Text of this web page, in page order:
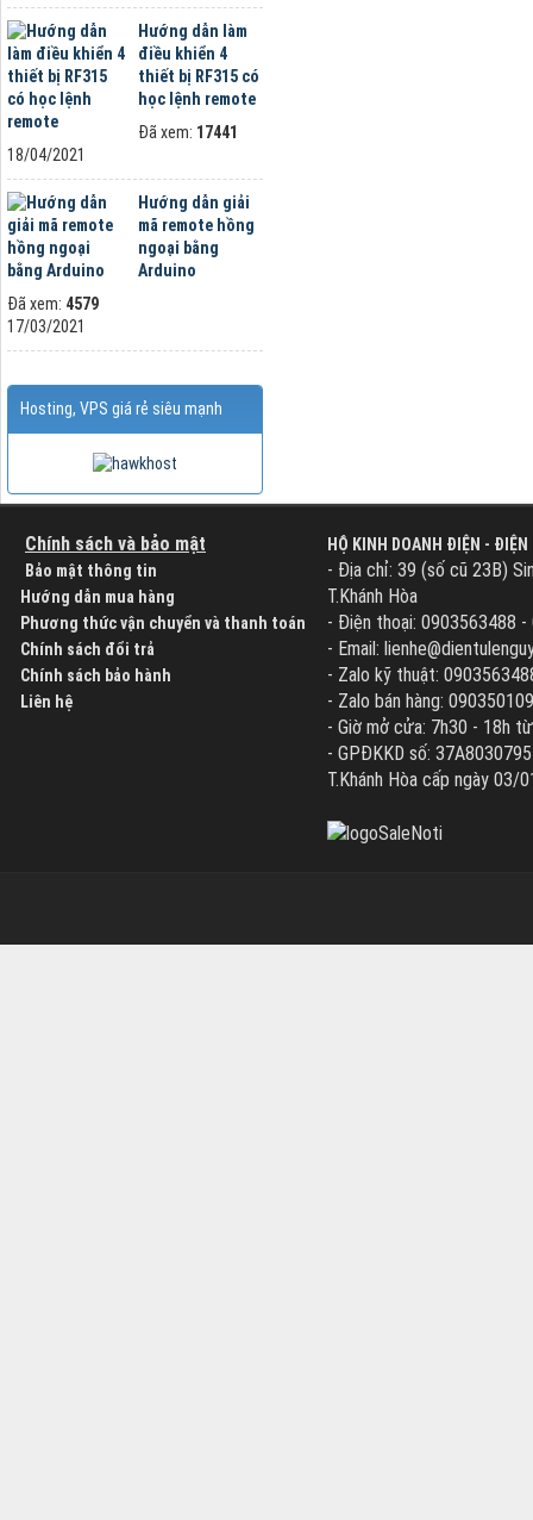
Hướng dẫn làm
điều khiển 4
thiết bị RF315 có
học lệnh remote
Đã xem: 17441
18/04/2021
Hướng dẫn giải
mã remote hồng
ngoại bằng
Arduino
Đã xem: 4579
17/03/2021
Hosting, VPS giá rẻ siêu mạnh
Chính sách và bảo mật
Bảo mật thông tin
Hướng dẫn mua hàng
Phương thức vận chuyển và thanh toán
Chính sách đổi trả
Chính sách bảo hành
Liên hệ
HỘ KINH DOANH ĐIỆN - ĐIỆN
- Địa chỉ: 39 (số cũ 23B)
T.Khánh Hòa
- Điện thoại: 0903563488
- Email:
- Zalo kỹ thuật:
- Zalo bán hàng:
- Giờ mở cửa: 7h30 - 18h
- GPĐKKD số:
T.Khánh Hòa cấp ngày 03/